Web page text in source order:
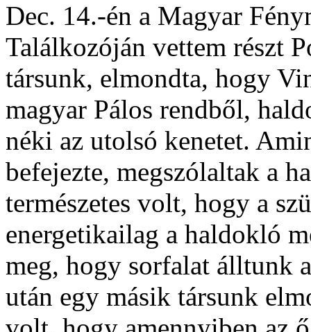
Dec. 14.-én a Magyar
Találkozóján vettem részt
társunk, elmondta, hogy
magyar Pálos rendből,
néki az utolsó kenetet.
befejezte, megszólaltak a
természetes volt, hogy a
energetikailag a haldokló
meg, hogy sorfalat álltunk
után egy másik társunk